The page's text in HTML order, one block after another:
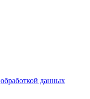
обработкой данных